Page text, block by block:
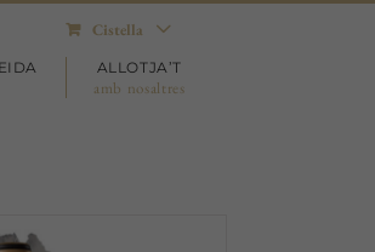
Cistella
ALLOTJA’T
amb nosaltres